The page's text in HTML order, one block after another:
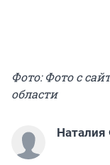
Фото: Фото с
области
Наталия